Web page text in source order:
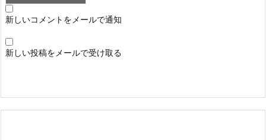
新しいコメントをメールで通知
新しい投稿をメールで受け取る